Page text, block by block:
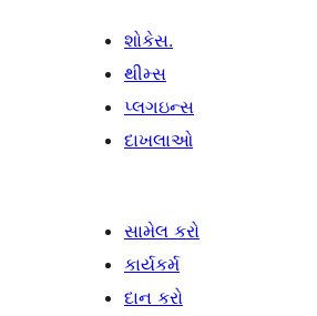
શોકેસ.
થીમ્સ
પ્લગઇન્સ
દાખલાઓ
સામેલ કરો
કાર્યકર્મ
દાન કરો